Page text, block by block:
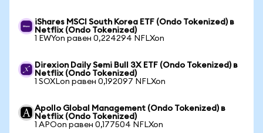
iShares MSCI South Korea ETF (Ondo Tokenized) в
Netflix (Ondo Tokenized)
1 EWYon равен 0,224294 NFLXon
Direxion Daily Semi Bull 3X ETF (Ondo Tokenized) в
Netflix (Ondo Tokenized)
1 SOXLon равен 0,192097 NFLXon
Apollo Global Management (Ondo Tokenized) в
Netflix (Ondo Tokenized)
1 APOon равен 0,177504 NFLXon